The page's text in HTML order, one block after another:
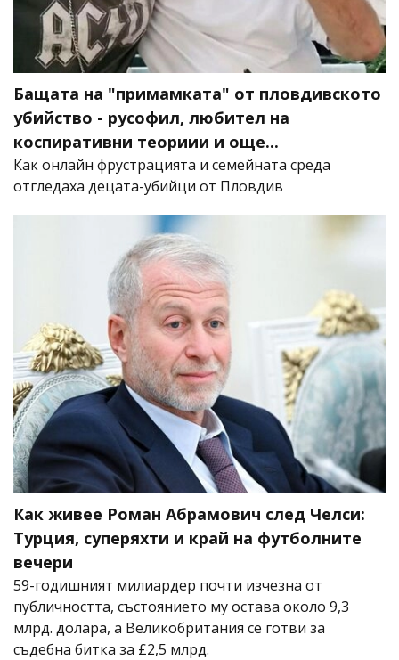
Бащата на "примамката" от пловдивското
убийство - русофил, любител на
коспиративни теориии и още...
Как онлайн фрустрацията и семейната среда
отгледаха децата-убийци от Пловдив
Как живее Роман Абрамович след Челси:
Турция, суперяхти и край на футболните
вечери
59-годишният милиардер почти изчезна от
публичността, състоянието му остава около 9,3
млрд. долара, а Великобритания се готви за
съдебна битка за £2,5 млрд.